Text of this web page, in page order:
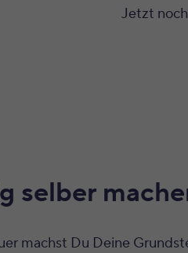
Jetzt
selber
machst Du Deine